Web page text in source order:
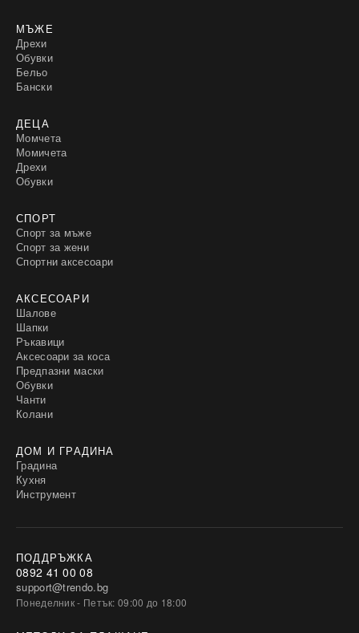
МЪЖЕ
Дрехи
Обувки
Бельо
Бански
ДЕЦА
Момчета
Момичета
Дрехи
Обувки
СПОРТ
Спорт за мъже
Спорт за жени
Спортни аксесоари
АКСЕСОАРИ
Шалове
Шапки
Ръкавици
Аксесоари за коса
Предпазни маски
Обувки
Чанти
Колани
ДОМ И ГРАДИНА
Градина
Кухня
Инструмент
ПОДДРЪЖКА
0892 41 00 08
support@trendo.bg
Понеделник - Петък: 09:00 до 18:00